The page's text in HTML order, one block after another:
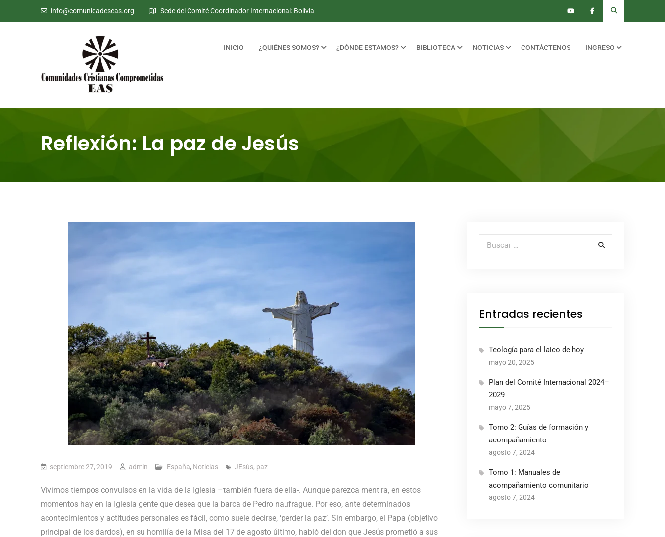
Saltar al contenidoinfo@comunidadeseas.org Sede del Comité Coordinador Internacional: Bolivia
INICIO ¿QUIÉNES SOMOS? ¿DÓNDE ESTAMOS? BIBLIOTECA NOTICIAS CONTÁCTENOS INGRESO
Reflexión: La paz de Jesús
septiembre 27, 2019 admin España, Noticias JEsús, paz
Vivimos tiempos convulsos en la vida de la Iglesia –también fuera de ella-. Aunque parezca mentira, en estos
momentos hay en la Iglesia gente que desea que la barca de Pedro naufrague. Por eso, ante determinados
acontecimientos y actitudes personales es fácil, como suele decirse, ‘perder la paz’. Sin embargo, el Papa (objetivo
principal de los dardos), en su homilía de la Misa del 17 de agosto último, habló del don que Jesús prometió a sus
Buscar por:
Entradas recientes
Teología para el laico de hoy
mayo 20, 2025
Plan del Comité Internacional 2024–
2029
mayo 7, 2025
Tomo 2: Guías de formación y
acompañamiento
agosto 7, 2024
Tomo 1: Manuales de
acompañamiento comunitario
agosto 7, 2024